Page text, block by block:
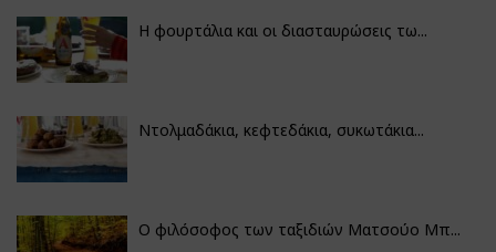
Η φουρτάλια και οι διασταυρώσεις τω...
Ντολμαδάκια, κεφτεδάκια, συκωτάκια...
Ο φιλόσοφος των ταξιδιών Ματσούο Μπ...